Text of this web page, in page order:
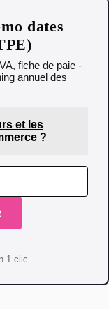
dates
fiche de paie -
annuel des
et les
?
1 clic.